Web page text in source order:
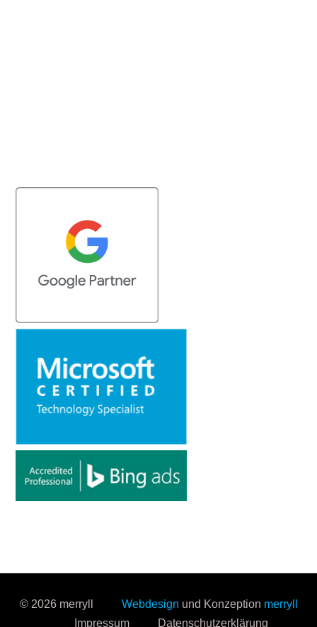
© 2026 merryll Webdesign und Konzeption merryll
Impressum
Datenschutzerklärung